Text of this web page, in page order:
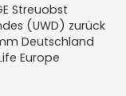
Streuobst
(UWD) zurück
Deutschland
Europe